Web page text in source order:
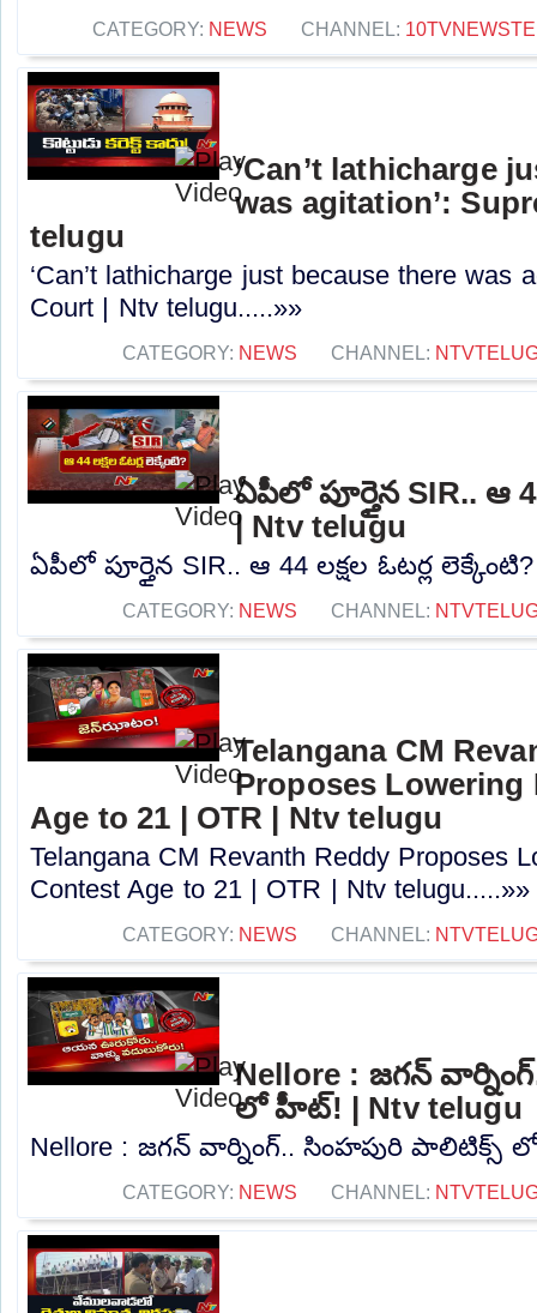
CATEGORY: NEWS CHANNEL:
‘Can’t lathicharge
was agitation’:
telugu
‘Can’t lathicharge just because there was
Court | Ntv telugu.....»»
CATEGORY: NEWS CHANNEL:
ఏపీలో పూర్తైన SIR.. ఆ
| Ntv telugu
ఏపీలో పూర్తైన SIR.. ఆ 44 లక్షల ఓటర్ల
CATEGORY: NEWS CHANNEL:
Telangana CM
Proposes Lowering
Age to 21 | OTR | Ntv telugu
Telangana CM Revanth Reddy Proposes
Contest Age to 21 | OTR | Ntv telugu.....»»
CATEGORY: NEWS CHANNEL:
Nellore : జగన్
లో హీట్! | Ntv telugu
Nellore : జగన్ వార్నింగ్.. సింహపురి పాలిటిక్స్
CATEGORY: NEWS CHANNEL: